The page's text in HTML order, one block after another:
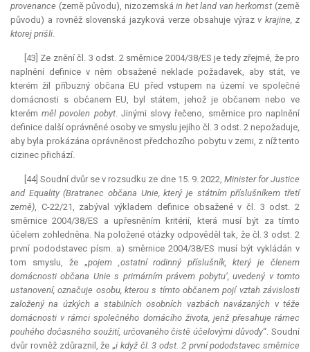
provenance (země původu), nizozemskáin het land van herkomst (země
původu) a rovněž slovenská jazyková verze obsahuje výrazv krajine, z
ktorej prišli.
[43] Ze znění čl. 3 odst. 2 směrnice 2004/38/ES je tedy zřejmé, že pro
naplnění definice v něm obsažené neklade požadavek, aby stát, ve
kterém žil příbuzný občana EU před vstupem na území ve společné
domácnosti s občanem EU, byl státem, jehož je občanem nebo ve
kterémměl povolen pobyt. Jinými slovy řečeno, směrnice pro naplnění
definice další oprávněné osoby ve smyslu jejího čl. 3 odst. 2 nepožaduje,
aby byla prokázána oprávněnost předchozího pobytu v zemi, z níž tento
cizinec přichází.
[44] Soudní dvůr se v rozsudku ze dne 15. 9. 2022, Minister for Justice
and Equality (Bratranec občana Unie, který je státním příslušníkem třetí
země), C-22/21, zabýval výkladem definice obsažené v čl. 3 odst. 2
směrnice 2004/38/ES a upřesněním kritérií, která musí být za tímto
účelem zohledněna. Na položené otázky odpověděl tak, že čl. 3 odst. 2
první pododstavec písm. a) směrnice 2004/38/ES musí být vykládán v
tom smyslu, že „pojem ‚ostatní rodinný příslušník, který je členem
domácnosti občana Unie s primárním právem pobytu‘, uvedený v tomto
ustanovení, označuje osobu, kterou s tímto občanem pojí vztah závislosti
založený na úzkých a stabilních osobních vazbách navázaných v téže
domácnosti v rámci společného domácího života, jenž přesahuje rámec
pouhého dočasného soužití, určovaného čistě účelovými důvody“. Soudní
dvůr rovněž zdůraznil, že „i když čl. 3 odst. 2 první pododstavec směrnice